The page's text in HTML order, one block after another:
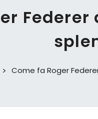
Come fa Roger